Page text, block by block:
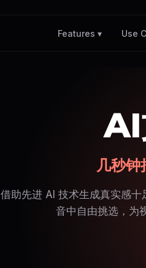
Features ▾ Use
AI
几秒钟
借助先进 AI 技术生成真实感
音中自由挑选，为